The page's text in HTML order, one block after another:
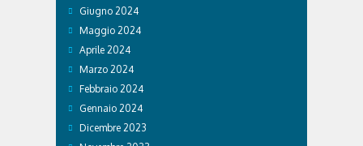
Giugno 2024
Maggio 2024
Aprile 2024
Marzo 2024
Febbraio 2024
Gennaio 2024
Dicembre 2023